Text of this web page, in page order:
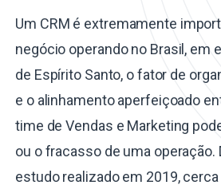
Um CRM é extremamente
negócio operando no Brasil, em
de Espírito Santo, o fator de
e o alinhamento aperfeiçoado
time de Vendas e Marketing
ou o fracasso de uma operação.
estudo realizado em 2019, cerca